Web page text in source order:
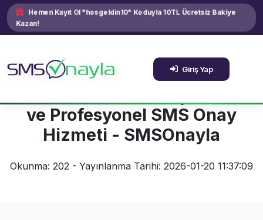
Hemen Kayıt Ol "hosgeldin10" Koduyla 10TL Ücretsiz Bakiye
Kazan!
Giriş Yap
ve Profesyonel SMS Onay
Hizmeti - SMSOnayla
Okunma: 202 - Yayınlanma Tarihi: 2026-01-20 11:37:09